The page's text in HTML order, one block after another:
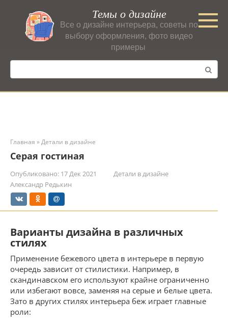
контенту
Темы о дизайне
Все о дизайне интерьера, советы по
выбору оформления, фото видео
примеры
Поиск:
Главная »Детали в дизайне
Серая гостиная
Опубликовано: 17 Дек 2021
Детали в дизайне
Александр Редькин
Варианты дизайна в различных
стилях
Применение бежевого цвета в интерьере в первую
очередь зависит от стилистики. Например, в
скандинавском его используют крайне ограниченно
или избегают вовсе, заменяя на серые и белые цвета.
Зато в других стилях интерьера беж играет главные
роли: